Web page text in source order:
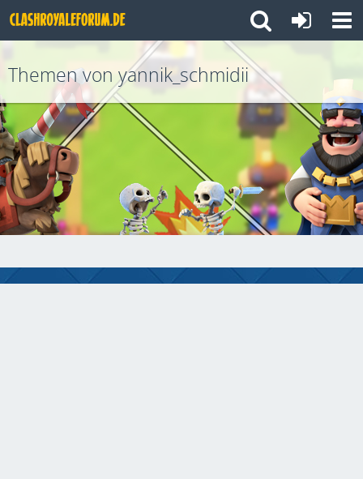
Themen von yannik_schmidii